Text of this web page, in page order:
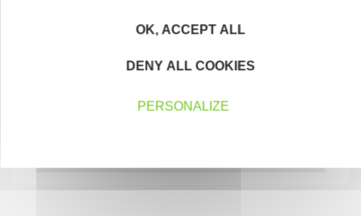
OK, ACCEPT ALL
DENY ALL COOKIES
PERSONALIZE